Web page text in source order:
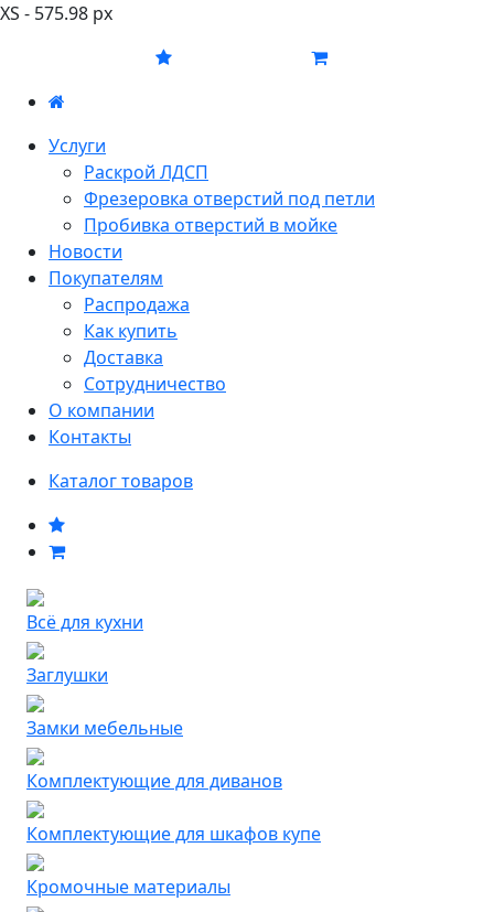
XS - 575.98 px
Услуги
Раскрой ЛДСП
Фрезеровка отверстий под петли
Пробивка отверстий в мойке
Новости
Покупателям
Распродажа
Как купить
Доставка
Сотрудничество
О компании
Контакты
Каталог товаров
Всё для кухни
Заглушки
Замки мебельные
Комплектующие для диванов
Комплектующие для шкафов купе
Кромочные материалы